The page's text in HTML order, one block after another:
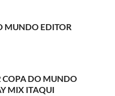
MUNDO EDITOR
COPA DO MUNDO
MIX ITAQUI